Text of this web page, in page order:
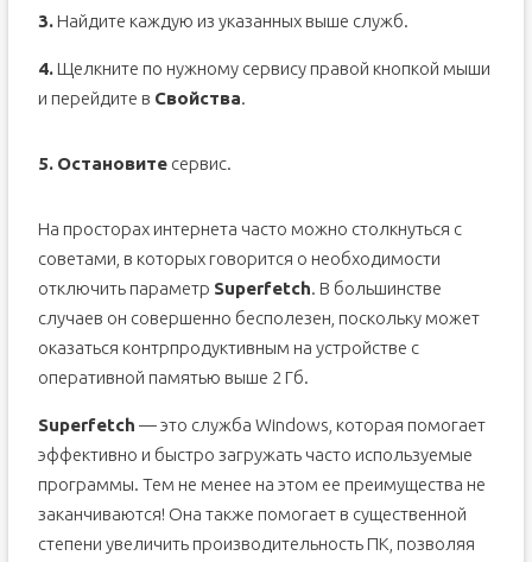
3.Найдите каждую из указанных выше служб.
4.Щелкните по нужному сервису правой кнопкой мыши
и перейдите в Свойства.
5. Остановитесервис.
На просторах интернета часто можно столкнуться с
советами, в которых говорится о необходимости
отключить параметр Superfetch. В большинстве
случаев он совершенно бесполезен, поскольку может
оказаться контрпродуктивным на устройстве с
оперативной памятью выше 2 Гб.
Superfetch — это служба Windows, которая помогает
эффективно и быстро загружать часто используемые
программы. Тем не менее на этом ее преимущества не
заканчиваются! Она также помогает в существенной
степени увеличить производительность ПК, позволяя